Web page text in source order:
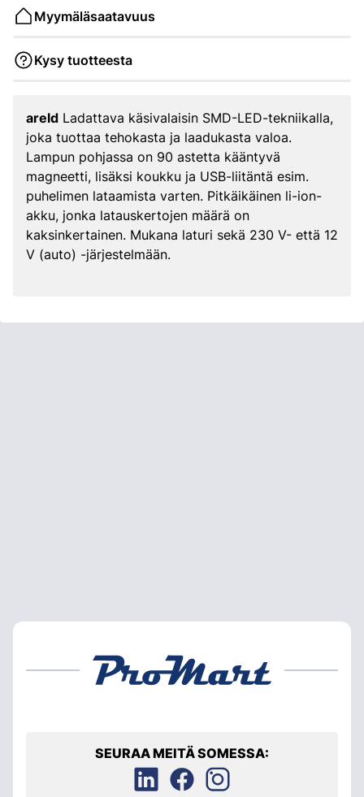
Myymäläsaatavuus
Kysy tuotteesta
areld Ladattava käsivalaisin SMD-LED-tekniikalla,
joka tuottaa tehokasta ja laadukasta valoa.
Lampun pohjassa on 90 astetta kääntyvä
magneetti, lisäksi koukku ja USB-liitäntä esim.
puhelimen lataamista varten. Pitkäikäinen li-ion-
akku, jonka latauskertojen määrä on
kaksinkertainen. Mukana laturi sekä 230 V- että 12
V (auto) -järjestelmään.
SEURAA MEITÄ SOMESSA: